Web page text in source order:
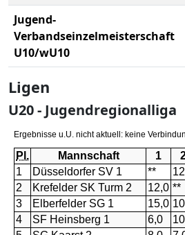
Jugend-
Verbandseinzelmeisterschaft
U10/wU10
Ligen
U20 - Jugendregionalliga